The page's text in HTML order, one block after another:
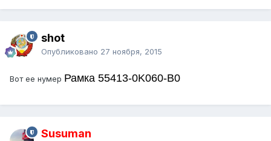
shot
Опубликовано 27 ноября, 2015
Вот ее нумер Рамка 55413-0K060-B0
Susuman